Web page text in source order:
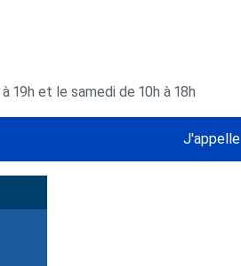
19h et le samedi de 10h à 18h
J'appelle